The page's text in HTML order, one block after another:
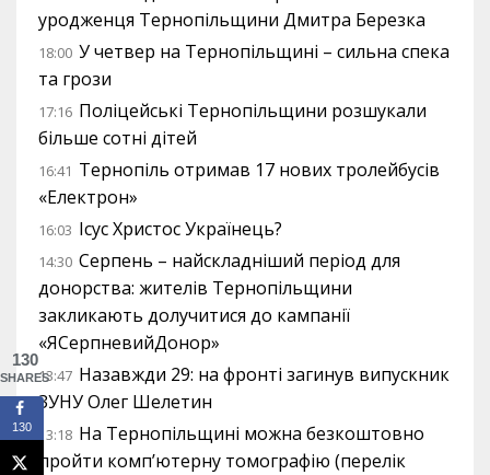
уродженця Тернопільщини Дмитра Березка
18:00 У четвер на Тернопільщині – сильна спека
та грози
17:16 Поліцейські Тернопільщини розшукали
більше сотні дітей
16:41 Тернопіль отримав 17 нових тролейбусів
«Електрон»
16:03 Ісус Христос Українець?
14:30 Серпень – найскладніший період для
донорства: жителів Тернопільщини
закликають долучитися до кампанії
«ЯСерпневийДонор»
13:47 Назавжди 29: на фронті загинув випускник
ЗУНУ Олег Шелетин
13:18 На Тернопільщині можна безкоштовно
пройти комп’ютерну томографію (перелік
130
SHARES
130